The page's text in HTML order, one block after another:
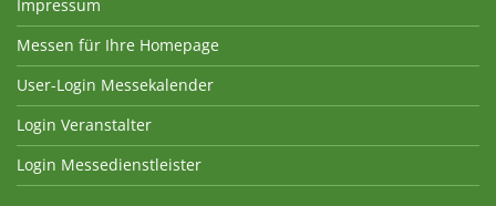
Impressum
Messen für Ihre Homepage
User-Login Messekalender
Login Veranstalter
Login Messedienstleister